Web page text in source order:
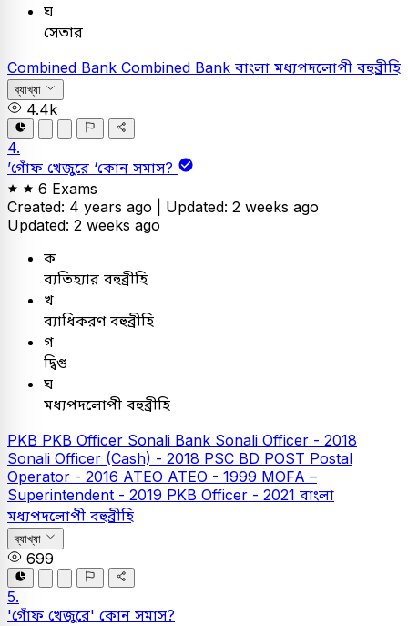
ঘ
সেতার
Combined Bank Combined Bank বাংলা মধ্যপদলোপী বহুব্রীহি
ব্যাখ্যা
4.4k
4.
’গোঁফ খেজুরে ‘কোন সমাস?
6 Exams
Created: 4 years ago | Updated: 2 weeks ago
Updated: 2 weeks ago
ক
ব্যতিহ্যার বহুব্রীহি
খ
ব্যাধিকরণ বহুব্রীহি
গ
দ্বিগু
ঘ
মধ্যপদলোপী বহুব্রীহি
PKB PKB Officer Sonali Bank Sonali Officer - 2018
Sonali Officer (Cash) - 2018 PSC BD POST Postal
Operator - 2016 ATEO ATEO - 1999 MOFA –
Superintendent - 2019 PKB Officer - 2021 বাংলা
মধ্যপদলোপী বহুব্রীহি
ব্যাখ্যা
699
5.
'গোঁফ খেজুরে' কোন সমাস?